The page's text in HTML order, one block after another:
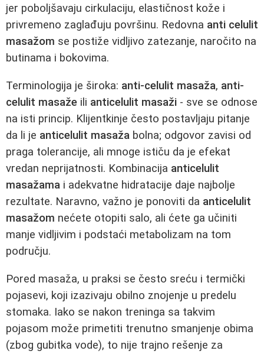
jer poboljšavaju cirkulaciju, elastičnost kože i
privremeno zaglađuju površinu. Redovna anti celulit
masažom se postiže vidljivo zatezanje, naročito na
butinama i bokovima.
Terminologija je široka: anti-celulit masaža, anti-
celulit masaže ili anticelulit masaži - sve se odnose
na isti princip. Klijentkinje često postavljaju pitanje
da li je anticelulit masaža bolna; odgovor zavisi od
praga tolerancije, ali mnoge ističu da je efekat
vredan neprijatnosti. Kombinacija anticelulit
masažama i adekvatne hidratacije daje najbolje
rezultate. Naravno, važno je ponoviti da anticelulit
masažom nećete otopiti salo, ali ćete ga učiniti
manje vidljivim i podstaći metabolizam na tom
području.
Pored masaža, u praksi se često sreću i termički
pojasevi, koji izazivaju obilno znojenje u predelu
stomaka. Iako se nakon treninga sa takvim
pojasom može primetiti trenutno smanjenje obima
(zbog gubitka vode), to nije trajno rešenje za